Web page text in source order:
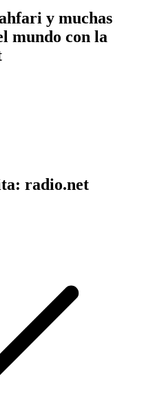
y muchas
mundo con la
radio.net